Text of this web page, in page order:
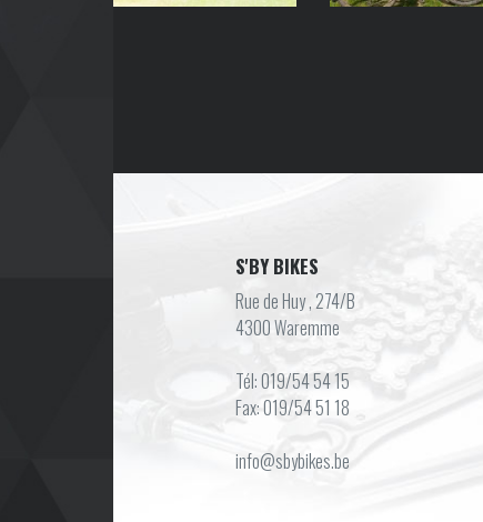
S'BY BIKES
Rue de Huy , 274/B
4300 Waremme
Tél: 019/54 54 15
Fax: 019/54 51 18
info@sbybikes.be